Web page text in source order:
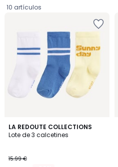
10 artículos
LA REDOUTE COLLECTIONS
Lote de 3 calcetines
€
15.99 €